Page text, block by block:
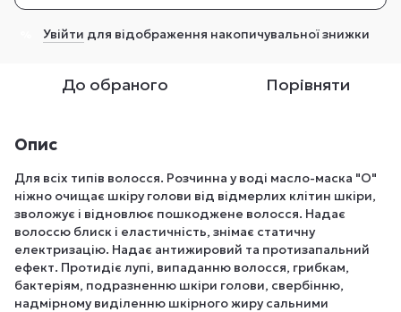
Увійти для відображення накопичувальної знижки
До обраного Порівняти
Опис
Для всіх типів волосся. Розчинна у воді масло-маска "О"
ніжно очищає шкіру голови від відмерлих клітин шкіри,
зволожує і відновлює пошкоджене волосся. Надає
волоссю блиск і еластичність, знімає статичну
електризацію. Надає антижировий та протизапальний
ефект. Протидіє лупі, випаданню волосся, грибкам,
бактеріям, подразненню шкіри голови, свербінню,
надмірному виділенню шкірного жиру сальними